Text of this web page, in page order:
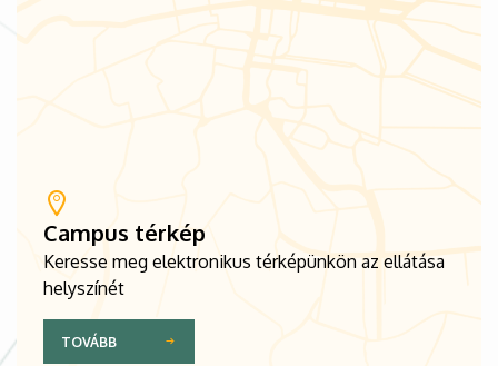
Campus térkép
Keresse meg elektronikus térképünkön az ellátása
helyszínét
TOVÁBB